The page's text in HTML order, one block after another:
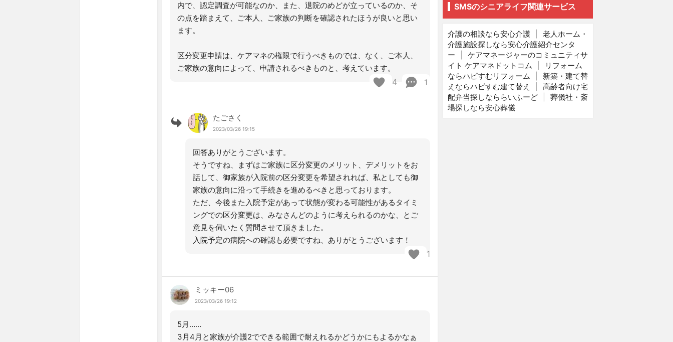
内で、認定調査が可能なのか、また、退院のめどが立っているのか、そ
の点を踏まえて、ご本人、ご家族の判断を確認されたほうが良いと思い
ます。
区分変更申請は、ケアマネの権限で行うべきものでは、なく、ご本人、
ご家族の意向によって、申請されるべきものと、考えています。
4 1
たごさく
2023/03/26 19:15
回答ありがとうございます。
そうですね、まずはご家族に区分変更のメリット、デメリットをお
話して、御家族が入院前の区分変更を希望されれば、私としても御
家族の意向に沿って手続きを進めるべきと思っております。
ただ、今後また入院予定があって状態が変わる可能性があるタイミ
ングでの区分変更は、みなさんどのように考えられるのかな、とご
意見を伺いたく質問させて頂きました。
入院予定の病院への確認も必要ですね、ありがとうございます！
1
ミッキー06
2023/03/26 19:12
5月……
3月4月と家族が介護2でできる範囲で耐えれるかどうかにもよるかなぁ
SMSのシニアライフ関連サービス
介護の相談なら安心介護
老人ホーム・
介護施設探しなら安心介護紹介センタ
ー
ケアマネージャーのコミュニティサ
イト ケアマネドットコム
リフォーム
ならハピすむリフォーム
新築・建て替
えならハピすむ建て替え
高齢者向け宅
配弁当探しなららいふーど
葬儀社・斎
場探しなら安心葬儀